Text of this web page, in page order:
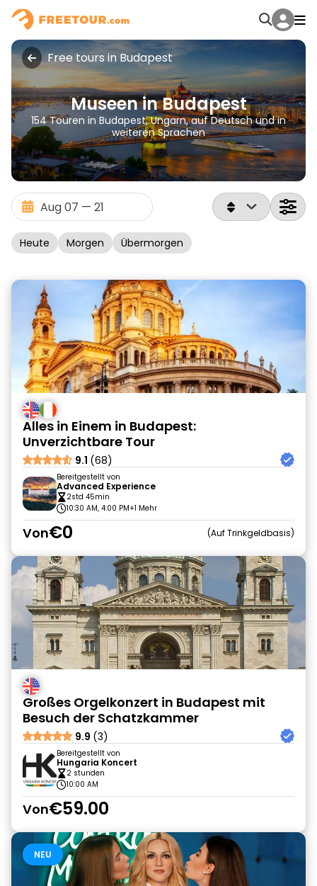
Free tours in Budapest
Museen in Budapest
154 Touren in Budapest, Ungarn, auf Deutsch und in
weiteren Sprachen
Heute Morgen Übermorgen
Alles in Einem in Budapest:
Unverzichtbare Tour
9.1 (68)
Bereitgestellt von
Advanced Experience
2std 45min
10:30 AM, 4:00 PM+1 Mehr
Von€0 Auf Trinkgeldbasis
Großes Orgelkonzert in Budapest mit
Besuch der Schatzkammer
9.9 (3)
Bereitgestellt von
Hungaria Koncert
2 stunden
10:00 AM
Von€59.00
NEU